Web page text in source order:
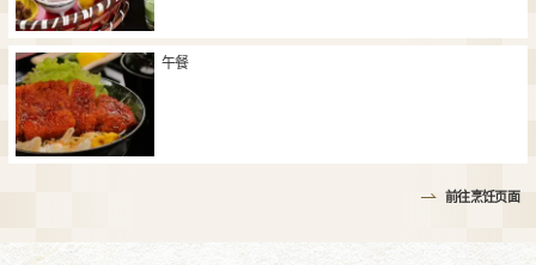
午餐
前往烹饪页面